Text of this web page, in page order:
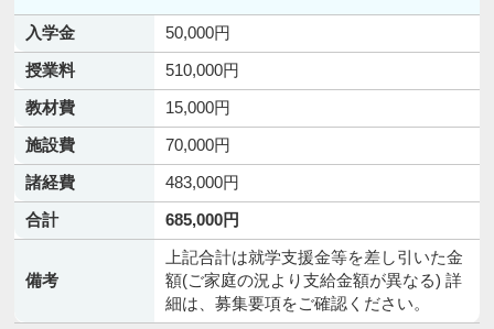
入学金
50,000円
授業料
510,000円
教材費
15,000円
施設費
70,000円
諸経費
483,000円
合計
685,000円
備考
上記合計は就学支援金等を差し引いた金
額(ご家庭の況より支給金額が異なる) 詳
細は、募集要項をご確認ください。